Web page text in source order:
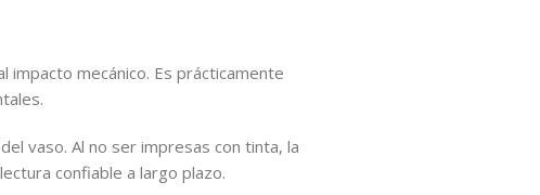
impacto mecánico. Es prácticamente
vaso. Al no ser impresas con tinta, la
confiable a largo plazo.